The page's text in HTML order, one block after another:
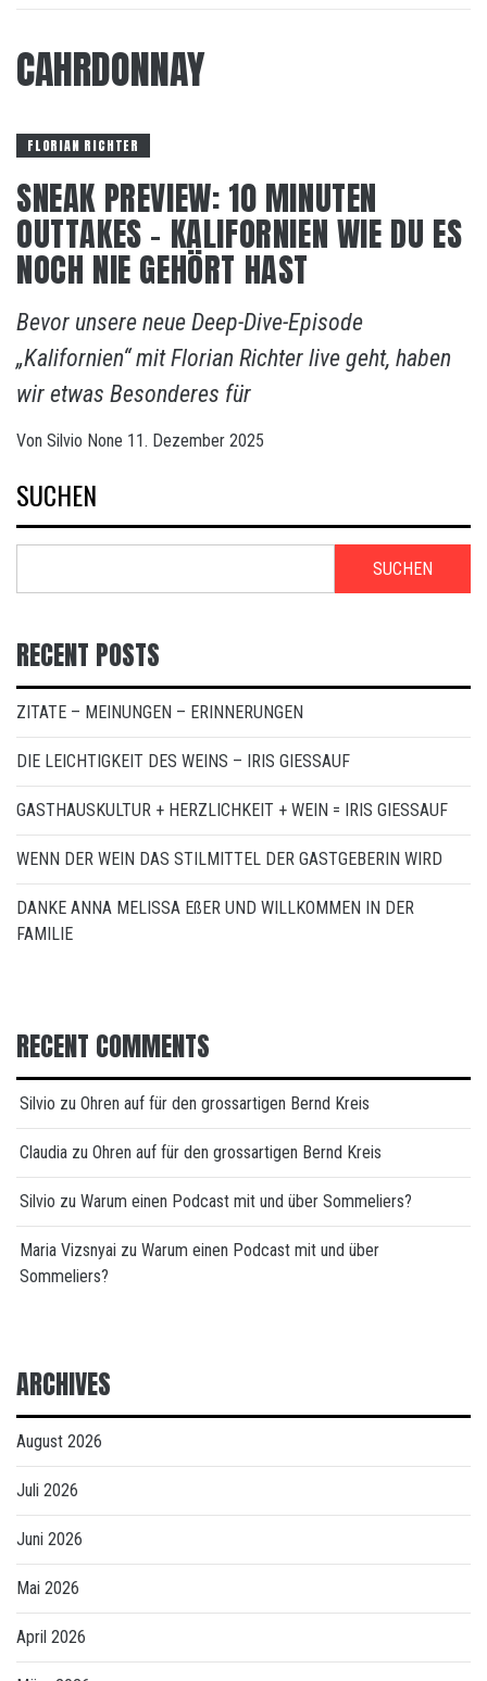
CAHRDONNAY
FLORIAN RICHTER
SNEAK PREVIEW: 10 MINUTEN
OUTTAKES – KALIFORNIEN WIE DU ES
NOCH NIE GEHÖRT HAST
Bevor unsere neue Deep-Dive-Episode
„Kalifornien“ mit Florian Richter live geht, haben
wir etwas Besonderes für
Von Silvio None 11. Dezember 2025
SUCHEN
SUCHEN
RECENT POSTS
ZITATE – MEINUNGEN – ERINNERUNGEN
DIE LEICHTIGKEIT DES WEINS – IRIS GIESSAUF
GASTHAUSKULTUR + HERZLICHKEIT + WEIN = IRIS GIESSAUF
WENN DER WEIN DAS STILMITTEL DER GASTGEBERIN WIRD
DANKE ANNA MELISSA EßER UND WILLKOMMEN IN DER
FAMILIE
RECENT COMMENTS
Silvio zu Ohren auf für den grossartigen Bernd Kreis
Claudia zu Ohren auf für den grossartigen Bernd Kreis
Silvio zu Warum einen Podcast mit und über Sommeliers?
Maria Vizsnyai zu Warum einen Podcast mit und über
Sommeliers?
ARCHIVES
August 2026
Juli 2026
Juni 2026
Mai 2026
April 2026